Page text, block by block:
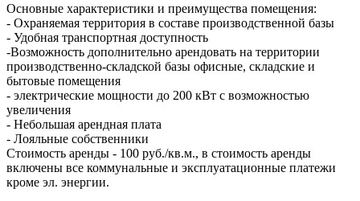
Основные характеристики и преимущества помещения:
- Охраняемая территория в составе производственной базы
- Удобная транспортная доступность
-Возможность дополнительно арендовать на территории
производственно-складской базы офисные, складские и
бытовые помещения
- электрические мощности до 200 кВт с возможностью
увеличения
- Небольшая арендная плата
- Лояльные собственники
Стоимость аренды - 100 руб./кв.м., в стоимость аренды
включены все коммунальные и эксплуатационные платежи
кроме эл. энергии.